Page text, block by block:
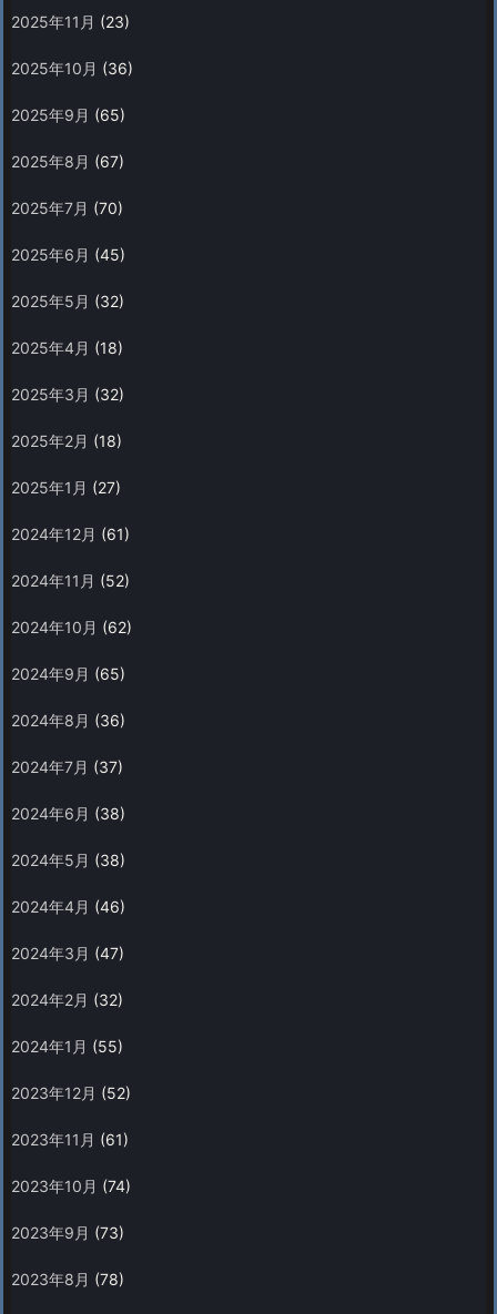
2025年11月 (23)
2025年10月 (36)
2025年9月 (65)
2025年8月 (67)
2025年7月 (70)
2025年6月 (45)
2025年5月 (32)
2025年4月 (18)
2025年3月 (32)
2025年2月 (18)
2025年1月 (27)
2024年12月 (61)
2024年11月 (52)
2024年10月 (62)
2024年9月 (65)
2024年8月 (36)
2024年7月 (37)
2024年6月 (38)
2024年5月 (38)
2024年4月 (46)
2024年3月 (47)
2024年2月 (32)
2024年1月 (55)
2023年12月 (52)
2023年11月 (61)
2023年10月 (74)
2023年9月 (73)
2023年8月 (78)